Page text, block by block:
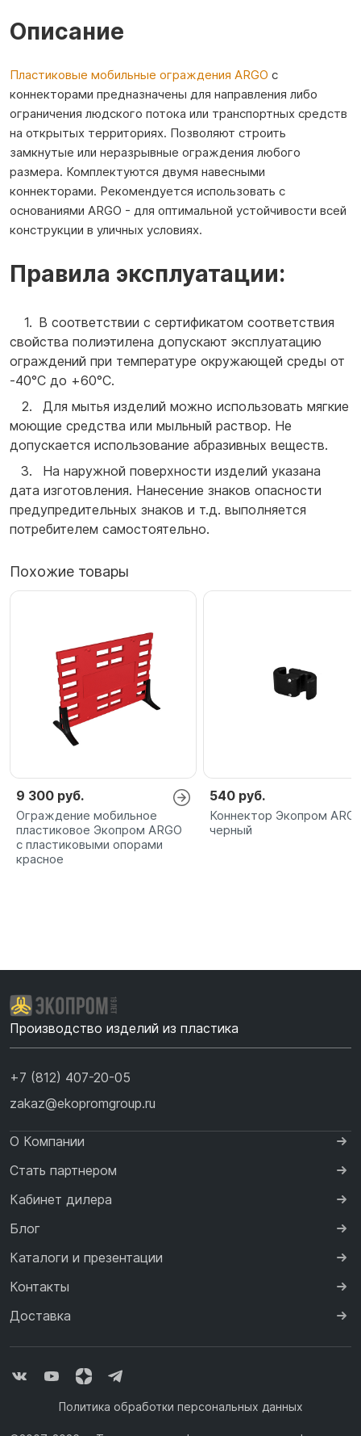
Описание
Пластиковые мобильные ограждения ARGO с
коннекторами предназначены для направления либо
ограничения людского потока или транспортных средств
на открытых территориях. Позволяют строить
замкнутые или неразрывные ограждения любого
размера. Комплектуются двумя навесными
коннекторами. Рекомендуется использовать с
основаниями ARGO - для оптимальной устойчивости всей
конструкции в уличных условиях.
Правила эксплуатации:
В соответствии с сертификатом соответствия
свойства полиэтилена допускают эксплуатацию
ограждений при температуре окружающей среды от
-40°С до +60°С.
Для мытья изделий можно использовать мягкие
моющие средства или мыльный раствор. Не
допускается использование абразивных веществ.
На наружной поверхности изделий указана
дата изготовления. Нанесение знаков опасности
предупредительных знаков и т.д. выполняется
потребителем самостоятельно.
Похожие товары
9 300 руб.
Ограждение мобильное
пластиковое Экопром ARGO
с пластиковыми опорами
красное
540 руб.
Коннектор Экопром
черный
Производство изделий из пластика
+7 (812) 407-20-05
zakaz@ekopromgroup.ru
О Компании
Стать партнером
Кабинет дилера
Блог
Каталоги и презентации
Контакты
Доставка
Политика обработки персональных данных